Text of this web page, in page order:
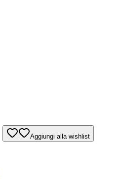
Aggiungi alla wishlist